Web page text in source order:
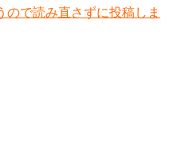
ので読み直さずに投稿しま